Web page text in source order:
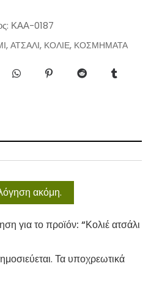
ΚΑΑ-0187
, ΑΤΣΑΛΙ, ΚΟΛΙΕ, ΚΟΣΜΗΜΑΤΑ
ακόμη.
για το προϊόν: “Κολιέ ατσάλι
Τα υποχρεωτικά